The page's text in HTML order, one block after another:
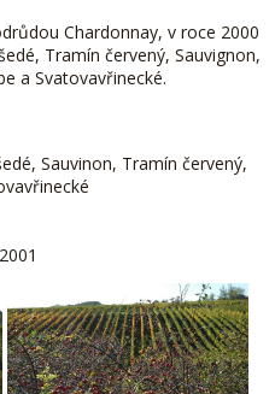
Chardonnay, v roce 2000
Tramín červený, Sauvignon,
a Svatovavřinecké.
Sauvinon, Tramín červený,